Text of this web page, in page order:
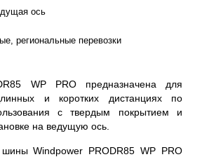
ось
региональные перевозки
WP PRO предназначена для
и коротких дистанциях по
с твердым покрытием и
на ведущую ось.
шины Windpower PRODR85 WP PRO